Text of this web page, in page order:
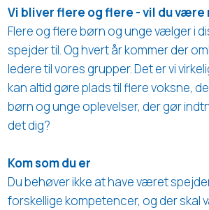
Vi bliver flere og flere - vil du være
Flere og flere børn og unge vælger i
spejder til. Og hvert år kommer der
ledere til vores grupper. Det er vi
kan altid gøre plads til flere voksne,
børn og unge oplevelser, der gør
det dig?
Kom som du er
Du behøver ikke at have været
forskellige kompetencer, og der skal